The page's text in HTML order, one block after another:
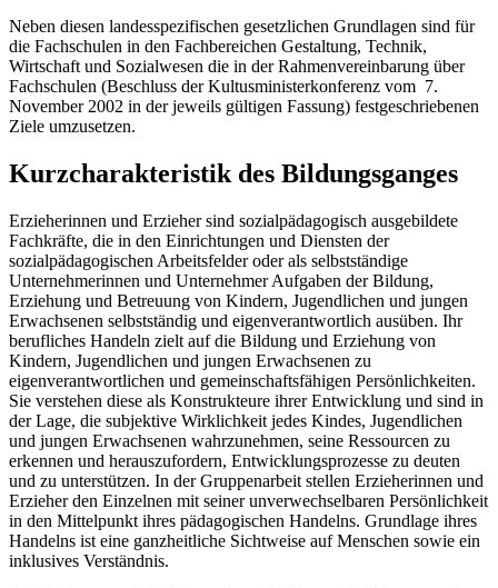
Neben diesen landesspezifischen gesetzlichen Grundlagen sind für
die Fachschulen in den Fachbereichen Gestaltung, Technik,
Wirtschaft und Sozialwesen die in der Rahmenvereinbarung über
Fachschulen (Beschluss der Kultusministerkonferenz vom 7.
November 2002 in der jeweils gültigen Fassung) festgeschriebenen
Ziele umzusetzen.
Kurzcharakteristik des Bildungsganges
Erzieherinnen und Erzieher sind sozialpädagogisch ausgebildete
Fachkräfte, die in den Einrichtungen und Diensten der
sozialpädagogischen Arbeitsfelder oder als selbstständige
Unternehmerinnen und Unternehmer Aufgaben der Bildung,
Erziehung und Betreuung von Kindern, Jugendlichen und jungen
Erwachsenen selbstständig und eigenverantwortlich ausüben. Ihr
berufliches Handeln zielt auf die Bildung und Erziehung von
Kindern, Jugendlichen und jungen Erwachsenen zu
eigenverantwortlichen und gemeinschaftsfähigen Persönlichkeiten.
Sie verstehen diese als Konstrukteure ihrer Entwicklung und sind in
der Lage, die subjektive Wirklichkeit jedes Kindes, Jugendlichen
und jungen Erwachsenen wahrzunehmen, seine Ressourcen zu
erkennen und herauszufordern, Entwicklungsprozesse zu deuten
und zu unterstützen. In der Gruppenarbeit stellen Erzieherinnen und
Erzieher den Einzelnen mit seiner unverwechselbaren Persönlichkeit
in den Mittelpunkt ihres pädagogischen Handelns. Grundlage ihres
Handelns ist eine ganzheitliche Sichtweise auf Menschen sowie ein
inklusives Verständnis.